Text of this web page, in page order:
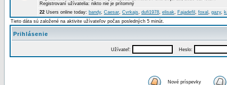
Registrovaní užívatelia: nikto nie je prítomný
22 Users online today: bandy, Caesar, Cvrkajs, dufi1978, elisak, Fajadefil , foxal , gazy,
Tieto dáta sú založené na aktivite užívateľov počas posledných 5 minút.
Prihlásenie
Užívateľ: Heslo:
Nové príspevky